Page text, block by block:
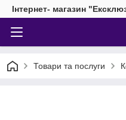
Інтернет- магазин
Товари та послуги